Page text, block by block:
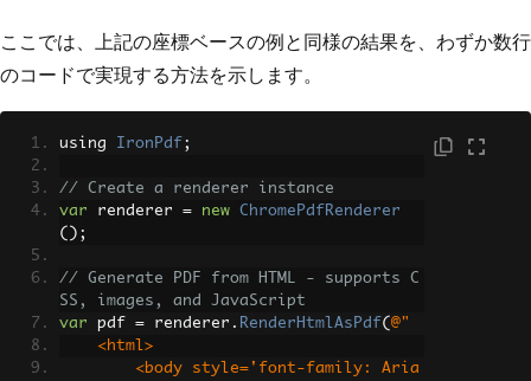
ここでは、上記の座標ベースの例と同様の結果を、わずか数行
のコードで実現する方法を示します。
using IronPdf ;
// Create a renderer instance
var renderer = new
ChromePdfRenderer
();
// Generate PDF from HTML - supports C
SS, images, and JavaScript
var pdf = renderer . RenderHtmlAsPdf( @"
    <html>